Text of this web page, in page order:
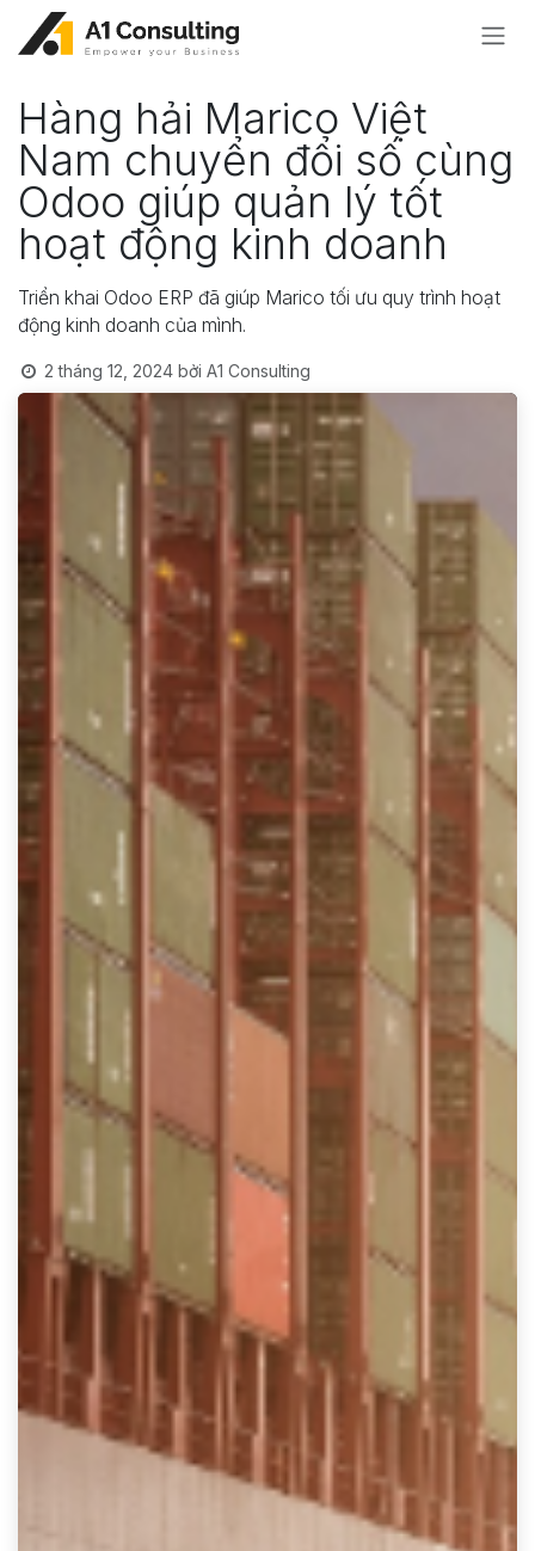
Bỏ qua để đến Nội dung
Hàng hải Marico Việt
Nam chuyển đổi số cùng
Odoo giúp quản lý tốt
hoạt động kinh doanh
Triển khai Odoo ERP đã giúp Marico tối ưu quy trình hoạt
động kinh doanh của mình.
2 tháng 12, 2024 bởi A1 Consulting